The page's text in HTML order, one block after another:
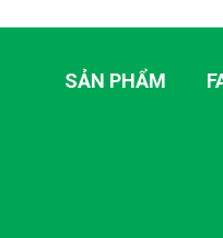
SẢN PHẨM